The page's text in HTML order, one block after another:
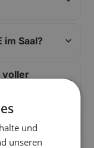
im Saal?
voller
PRX ONE
und
unseren